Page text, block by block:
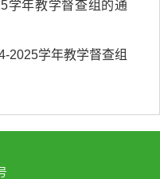
学年教学督查组的通
2025学年教学督查组